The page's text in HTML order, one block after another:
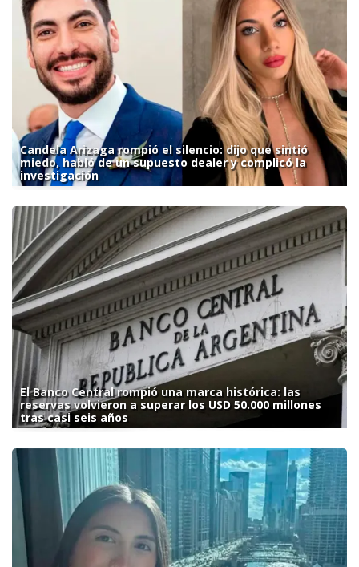
Candela Arizaga rompió el silencio: dijo que sintió
miedo, habló de un supuesto dealer y complicó la
investigación
El Banco Central rompió una marca histórica: las
reservas volvieron a superar los USD 50.000 millones
tras casi seis años